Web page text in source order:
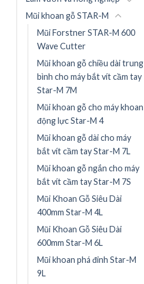
Mũi khoan gỗ STAR-M
Mũi Forstner STAR-M 600
Wave Cutter
Mũi khoan gỗ chiều dài trung
bình cho máy bắt vít cầm tay
Star-M 7M
Mũi khoan gỗ cho máy khoan
động lực Star-M 4
Mũi khoan gỗ dài cho máy
bắt vít cầm tay Star-M 7L
Mũi khoan gỗ ngắn cho máy
bắt vít cầm tay Star-M 7S
Mũi Khoan Gỗ Siêu Dài
400mm Star-M 4L
Mũi Khoan Gỗ Siêu Dài
600mm Star-M 6L
Mũi khoan phá đinh Star-M
9L